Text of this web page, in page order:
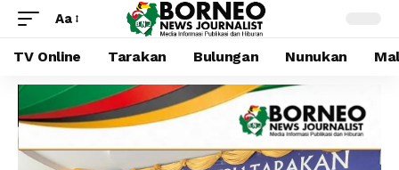
Aa
TV Online Tarakan Bulungan Nunukan